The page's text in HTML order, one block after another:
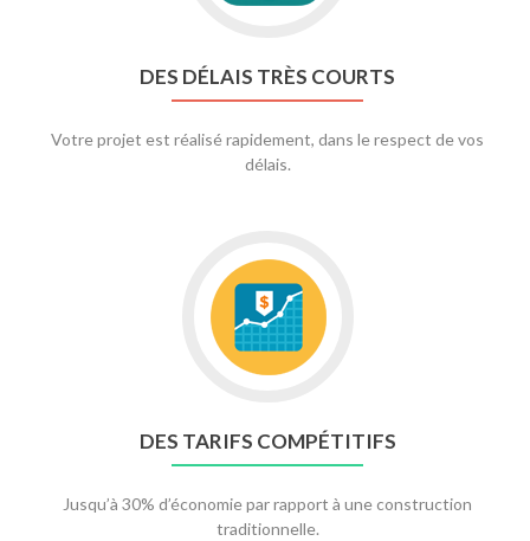
DES DÉLAIS TRÈS COURTS
Votre projet est réalisé rapidement, dans le respect de vos
délais.
DES TARIFS COMPÉTITIFS
Jusqu’à 30% d’économie par rapport à une construction
traditionnelle.